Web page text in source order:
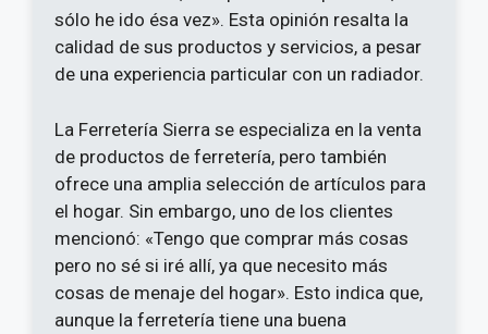
sólo he ido ésa vez». Esta opinión resalta la
calidad de sus productos y servicios, a pesar
de una experiencia particular con un radiador.
La Ferretería Sierra se especializa en la venta
de productos de ferretería, pero también
ofrece una amplia selección de artículos para
el hogar. Sin embargo, uno de los clientes
mencionó: «Tengo que comprar más cosas
pero no sé si iré allí, ya que necesito más
cosas de menaje del hogar». Esto indica que,
aunque la ferretería tiene una buena